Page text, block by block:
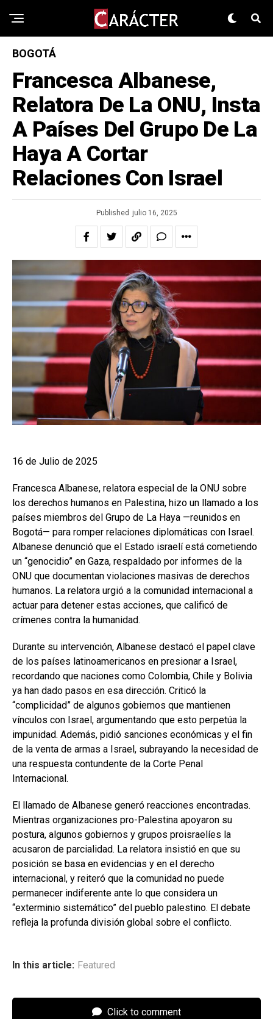
BOGOTÁ
Francesca Albanese,
Relatora De La ONU, Insta
A Países Del Grupo De La
Haya A Cortar
Relaciones Con Israel
Published julio 16, 2025
16 de Julio de 2025
Francesca Albanese, relatora especial de la ONU sobre
los derechos humanos en Palestina, hizo un llamado a los
países miembros del Grupo de La Haya —reunidos en
Bogotá— para romper relaciones diplomáticas con Israel.
Albanese denunció que el Estado israelí está cometiendo
un “genocidio” en Gaza, respaldado por informes de la
ONU que documentan violaciones masivas de derechos
humanos. La relatora urgió a la comunidad internacional a
actuar para detener estas acciones, que calificó de
crímenes contra la humanidad.
Durante su intervención, Albanese destacó el papel clave
de los países latinoamericanos en presionar a Israel,
recordando que naciones como Colombia, Chile y Bolivia
ya han dado pasos en esa dirección. Criticó la
“complicidad” de algunos gobiernos que mantienen
vínculos con Israel, argumentando que esto perpetúa la
impunidad. Además, pidió sanciones económicas y el fin
de la venta de armas a Israel, subrayando la necesidad de
una respuesta contundente de la Corte Penal
Internacional.
El llamado de Albanese generó reacciones encontradas.
Mientras organizaciones pro-Palestina apoyaron su
postura, algunos gobiernos y grupos proisraelíes la
acusaron de parcialidad. La relatora insistió en que su
posición se basa en evidencias y en el derecho
internacional, y reiteró que la comunidad no puede
permanecer indiferente ante lo que considera un
“exterminio sistemático” del pueblo palestino. El debate
refleja la profunda división global sobre el conflicto.
In this article: Featured
Click to comment